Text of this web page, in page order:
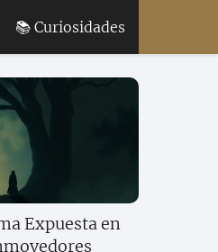
📚 Curiosidades
Expuesta en